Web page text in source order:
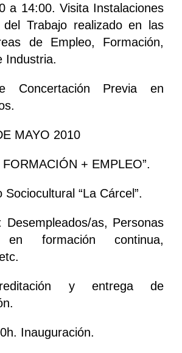
a 14:00. Visita Instalaciones
del Trabajo realizado en las
de Empleo, Formación,
Industria.
Concertación Previa en
MAYO 2010
+ EMPLEO”.
“La Cárcel”.
Desempleados/as, Personas
en formación continua,
y entrega de
Inauguración.